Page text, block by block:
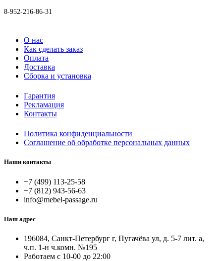
8-952-216-86-31
О нас
Как сделать заказ
Оплата
Доставка
Сборка и установка
Гарантия
Рекламация
Контакты
Политика конфиденциальности
Соглашение об обработке персональных данных
Наши контакты
+7 (499) 113-25-58
+7 (812) 943-56-63
info@mebel-passage.ru
Наш адрес
196084, Санкт-Петербург г, Пугачёва ул, д. 5-7 лит. а,
ч.п. 1-н ч.комн. №195
Работаем с 10-00 до 22:00